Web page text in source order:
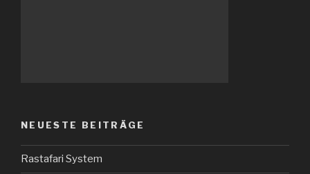
NEUESTE BEITRÄGE
Rastafari System